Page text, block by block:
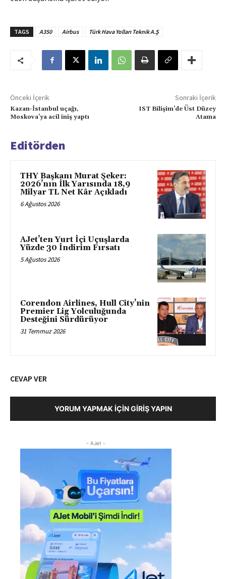
TAGS A350 Airbus Türk Hava Yolları Teknik A.Ş
Önceki İçerik
Kazan-İstanbul uçağı,
Moskova’ya acil iniş yaptı
Sonraki İçerik
IST Bilişim’de Üst Düzey
Atama
Editörden
THY Başkanı Murat Şeker:
2026’nın İlk Yarısında 18,9
Milyar TL Net Kâr Açıkladı
6 Ağustos 2026
AJet’ten Yurt İçi Uçuşlarda
Yüzde 30 İndirim Fırsatı
5 Ağustos 2026
Corendon Airlines, Hull City’nin
Premier Lig Yolculuğunda
Desteğini Sürdürüyor
31 Temmuz 2026
CEVAP VER
YORUM YAPMAK İÇIN GIRIŞ YAPIN
- AJet -